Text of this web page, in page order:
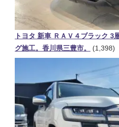
トヨタ 新車 ＲＡＶ４ブラック 3
グ施工。香川県三豊市。
(1,398)